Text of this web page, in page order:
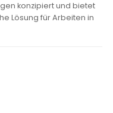
konzipiert und bietet
Lösung für Arbeiten in